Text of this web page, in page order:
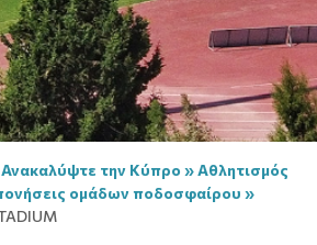
Ανακαλύψτε την Κύπρο »Αθλητισμός
ομάδων ποδοσφαίρου »